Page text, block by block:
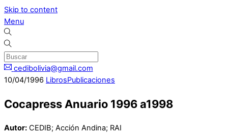
Skip to content
Menu
cedibolivia@gmail.com
10/04/1996 LibrosPublicaciones
Cocapress Anuario 1996 a1998
Autor: CEDIB; Acción Andina; RAI